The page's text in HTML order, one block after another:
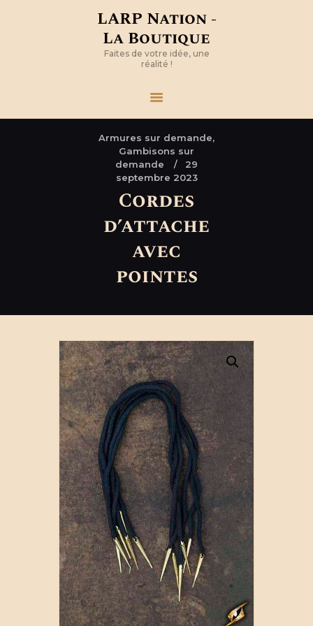
LARP Nation -
La Boutique
Faites de votre idée, une
réalité !
Armures sur demande,
Gambisons sur
demande
29
septembre 2023
Cordes
d’attache
avec
pointes